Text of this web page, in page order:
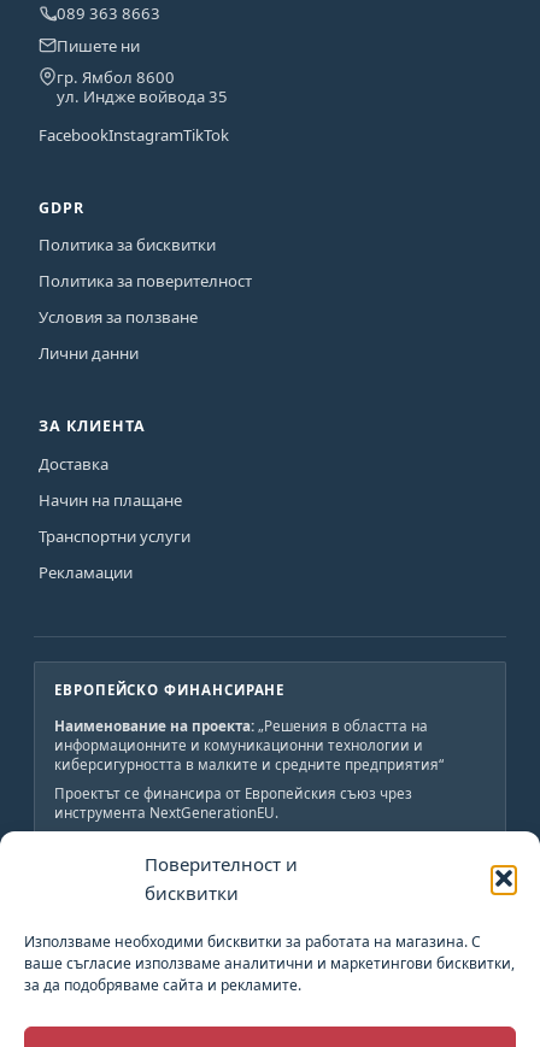
Поверителност и
бисквитки
Използваме необходими бисквитки за работата на магазина. С
ваше съгласие използваме аналитични и маркетингови бисквитки,
за да подобряваме сайта и рекламите.
089 363 8663
Пишете ни
гр. Ямбол 8600
ул. Индже войвода 35
FacebookInstagramTikTok
GDPR
Политика за бисквитки
Политика за поверителност
Условия за ползване
Лични данни
ЗА КЛИЕНТА
Доставка
Начин на плащане
Транспортни услуги
Рекламации
ЕВРОПЕЙСКО ФИНАНСИРАНЕ
Наименование на проекта: „Решения в областта на
информационните и комуникационни технологии и
киберсигурността в малките и средните предприятия“
Проектът се финансира от Европейския съюз чрез
инструмента NextGenerationEU.
Обща стойност:19 800 лв., от които 19 800 лв.
безвъзмездно финансиране.